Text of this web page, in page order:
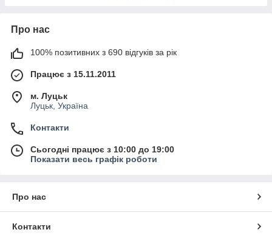
Про нас
100% позитивних з 690 відгуків за рік
Працює з 15.11.2011
м. Луцьк
Луцьк, Україна
Контакти
Сьогодні працює з 10:00 до 19:00
Показати весь графік роботи
Про нас
Контакти